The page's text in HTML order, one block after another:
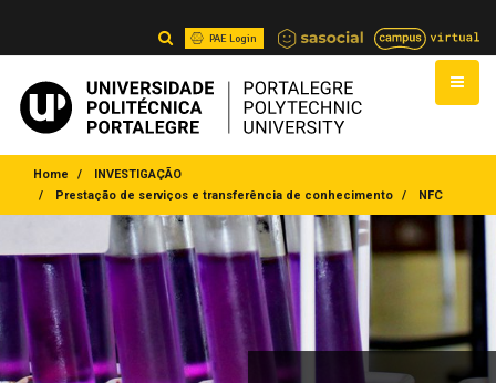
PAE Login
Home
INVESTIGAÇÃO
Prestação de serviços e transferência de conhecimento
NFC